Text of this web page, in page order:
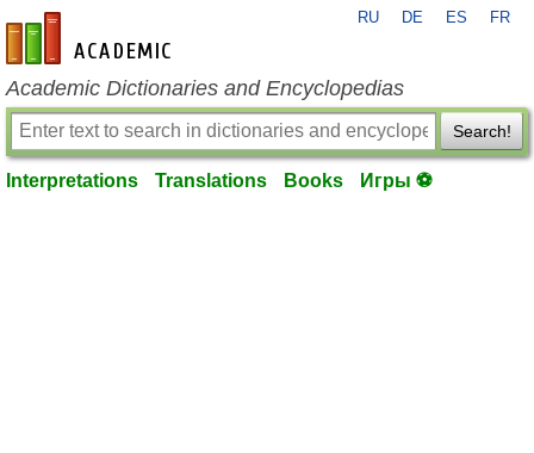
en-academic.com
RU DE ES FR
Academic Dictionaries and Encyclopedias
Search!
Interpretations Translations Books Игры ⚽